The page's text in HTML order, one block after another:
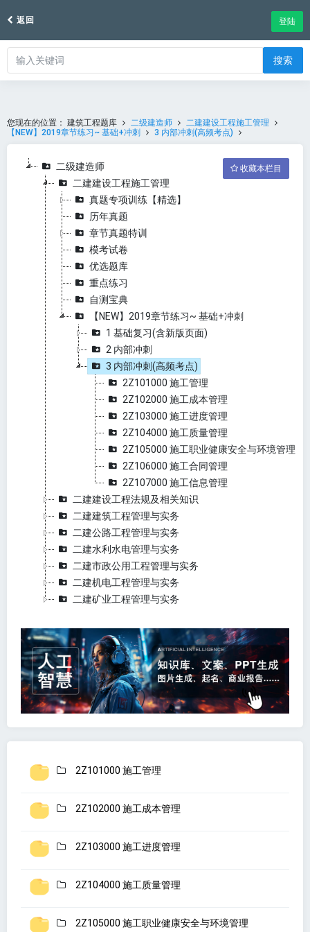
返回 登陆
搜索
您现在的位置： 建筑工程题库 二级建造师
二建建设工程施工管理
【NEW】2019章节练习~ 基础+冲刺
3 内部冲刺(高频考点)
收藏本栏目
二级建造师
二建建设工程施工管理
真题专项训练【精选】
历年真题
章节真题特训
模考试卷
优选题库
重点练习
自测宝典
【NEW】2019章节练习~ 基础+冲刺
1 基础复习(含新版页面)
2 内部冲刺
3 内部冲刺(高频考点)
2Z101000 施工管理
2Z102000 施工成本管理
2Z103000 施工进度管理
2Z104000 施工质量管理
2Z105000 施工职业健康安全与环境管理
2Z106000 施工合同管理
2Z107000 施工信息管理
二建建设工程法规及相关知识
二建建筑工程管理与实务
二建公路工程管理与实务
二建水利水电管理与实务
二建市政公用工程管理与实务
二建机电工程管理与实务
二建矿业工程管理与实务
2Z101000 施工管理
2Z102000 施工成本管理
2Z103000 施工进度管理
2Z104000 施工质量管理
2Z105000 施工职业健康安全与环境管理